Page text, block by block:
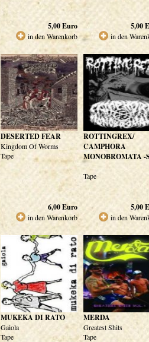
5,00Euro
in den Warenkorb
5,00
in den
DESERTED FEAR
Kingdom Of Worms
Tape
6,00Euro
in den Warenkorb
ROTTINGREX/
CAMPHORA
MONOBROMATA -
Tape
5,00
in den
MUKEKA DI RATO
Gaiola
Tape
MERDA
Greatest Shits
Tape